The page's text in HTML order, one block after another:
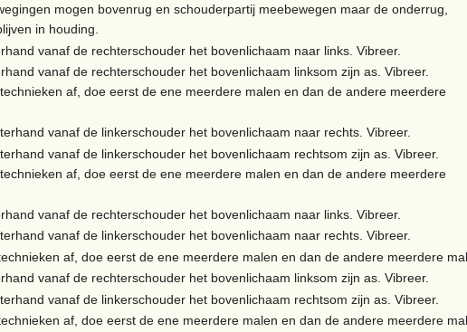
mogen bovenrug en schouderpartij meebewegen maar de onderrug,
in houding.
vanaf de rechterschouder het bovenlichaam naar links. Vibreer.
vanaf de rechterschouder het bovenlichaam linksom zijn as. Vibreer.
af, doe eerst de ene meerdere malen en dan de andere meerdere
vanaf de linkerschouder het bovenlichaam naar rechts. Vibreer.
vanaf de linkerschouder het bovenlichaam rechtsom zijn as. Vibreer.
af, doe eerst de ene meerdere malen en dan de andere meerdere
vanaf de rechterschouder het bovenlichaam naar links. Vibreer.
vanaf de linkerschouder het bovenlichaam naar rechts. Vibreer.
af, doe eerst de ene meerdere malen en dan de andere meerdere
vanaf de rechterschouder het bovenlichaam linksom zijn as. Vibreer.
vanaf de linkerschouder het bovenlichaam rechtsom zijn as. Vibreer.
af, doe eerst de ene meerdere malen en dan de andere meerdere